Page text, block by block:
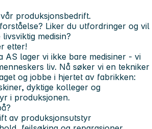
produksjonsbedrift.
Liker du utfordringer og vil
medisin?
etter!
AS lager vi ikke bare medisiner - vi
liv. Nå søker vi en tekniker
og jobbe i hjertet av fabrikken:
dyktige kolleger og
i produksjonen.
av produksjonsutstyr